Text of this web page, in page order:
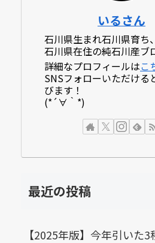
いるさん
石川県生まれ石川県育ち、
石川県在住の純石川産ブ
詳細なプロフィールはこ
SNSフォローいただける
びます！
(*´∀｀*)
最近の投稿
【2025年版】今年引いた3